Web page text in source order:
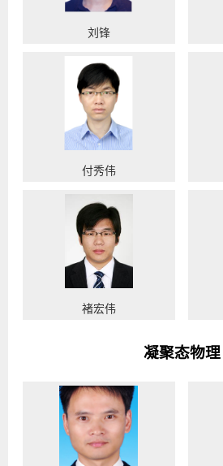
刘锋
付秀伟
褚宏伟
凝聚态物理